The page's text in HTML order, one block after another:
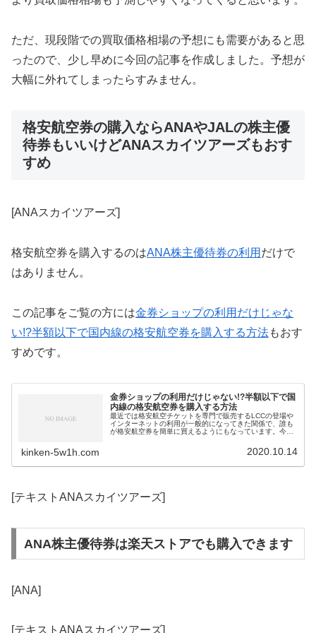
ただ、現段階での買取価格相場の予想にも需要があると思
ったので、少し早めに今回の記事を作成しました。予想が
大幅に外れてしまったらすみません。
格安航空券の購入ならANAやJALの株主優
待券もいいけどANAスカイツアーズもおす
すめ
[ANAスカイツアーズ]
格安航空券を購入するのはANA株主優待券の利用 だけで
はありません。
この記事をご覧の方には金券ショップの利用だけじゃな
い!?半額以下で国内線の格安航空券を購入する方法もおす
すめです。
金券ショップの利用だけじゃない!?半額以下で国
内線の格安航空券を購入する方法
最近では格安航空チケットを専門で販売するLCCの登場や
インターネットの利用が一般的になってきた関係で、誰も
が格安航空券を簡単に買えるようにもなっています。今回
kinken-5w1h.com 2020.10.14
[テキストANAスカイツアーズ]
ANA株主優待券は楽天ストアでも購入できます
[ANA]
[テキストANAスカイツアーズ]